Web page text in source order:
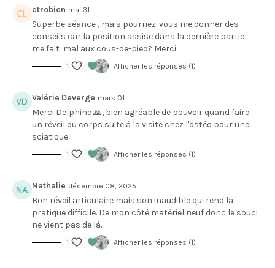
en mouvement, libérer les tensions et retrouver une
sensation de bien-être global.
ctrobien mai 31
Superbe séance , mais pourriez-vous me donner des
conseils car la position assise dans la dernière partie
me fait mal aux cous-de-pied? Merci.
1 Afficher les réponses (1)
Valérie Deverge mars 01
Merci Delphine 🙏, bien agréable de pouvoir quand faire
un réveil du corps suite à la visite chez l'ostéo pour une
sciatique !
1 Afficher les réponses (1)
Nathalie décembre 08, 2025
Bon réveil articulaire mais son inaudible qui rend la
pratique difficile. De mon côté matériel neuf donc le souci
ne vient pas de là.
1 Afficher les réponses (1)